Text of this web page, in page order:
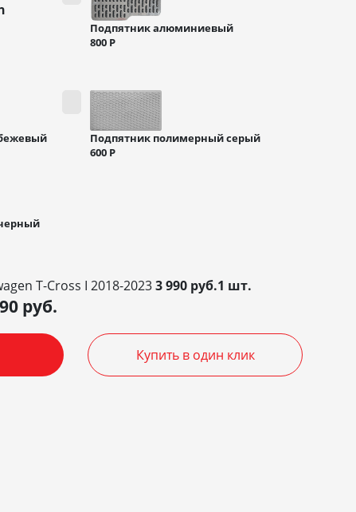
Подпятник алюминиевый
800 Р
Подпятник полимерный серый
600 Р
T-Cross I 2018-20233 990 руб.1 шт.
руб.
Купить в один клик